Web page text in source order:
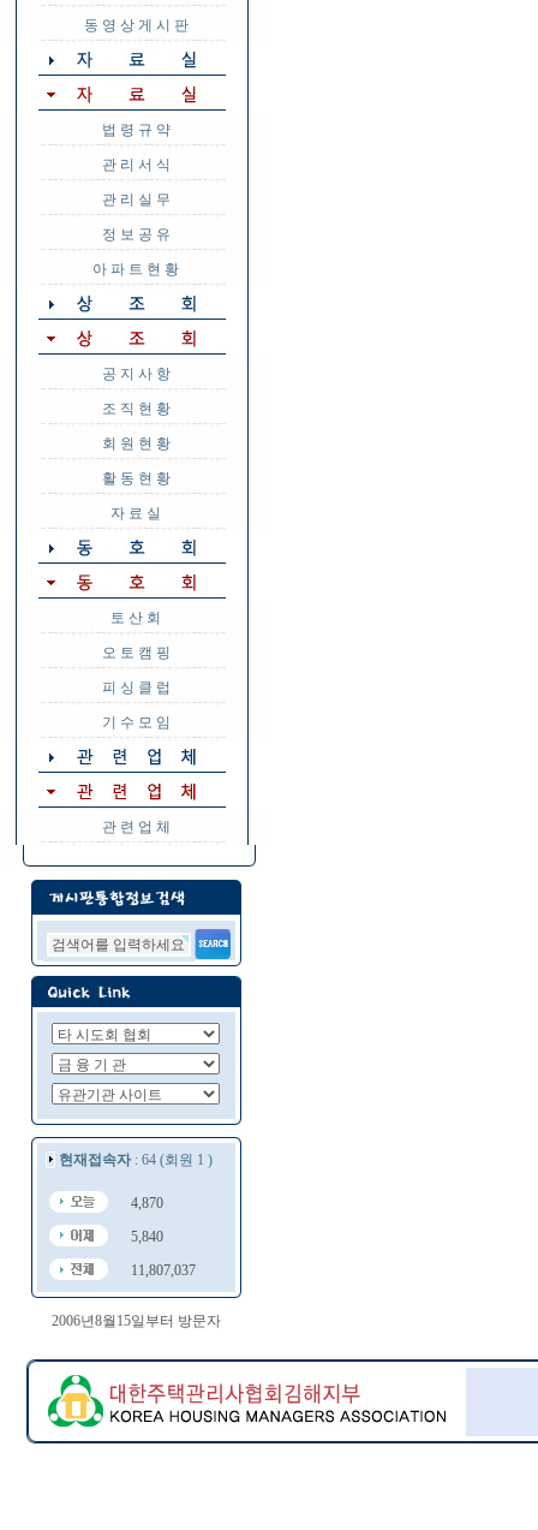
동 영 상 게 시 판
법 령 규 약
관 리 서 식
관 리 실 무
정 보 공 유
아 파 트 현 황
공 지 사 항
조 직 현 황
회 원 현 황
활 동 현 황
자 료 실
토 산 회
오 토 캠 핑
피 싱 클 럽
기 수 모 임
관 련 업 체
현재접속자: 64 (회원 1 )
4,870
5,840
11,807,037
2006년8월15일부터 방문자